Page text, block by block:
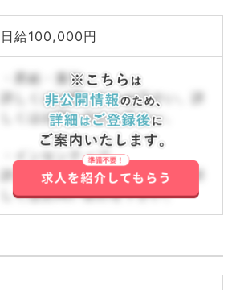
日給100,000円
・昇給・賞与
詳しくはお問い合わせ下さい。詳
しくはお問い合わせ下さい。
・インセンティブ
詳しくはお問い合わせ下さい。詳
しくはお問い合わせ下さい。